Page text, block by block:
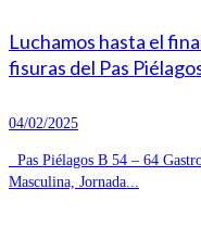
Luchamos hasta el
fisuras del Pas
04/02/2025
Pas Piélagos B 54 – 64
Masculina, Jornada...